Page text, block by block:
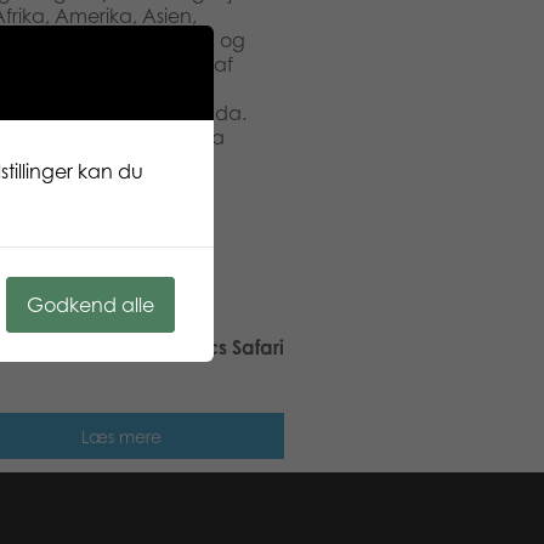
Amerika, Asien,
består af 53 brikker, og
konturer. Mange af
grævling, ræv og panda.
Noas ark med dyr fra
My First Puzzle 4×6 pcs Safari
Læs mere
kan du
Godkend alle